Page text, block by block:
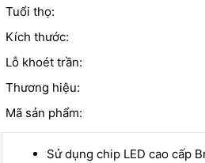
Tuổi thọ:
Kích thước:
Lỗ khoét trần:
Thương hiệu:
Mã sản phẩm:
Sử dụng chip LED cao cấp